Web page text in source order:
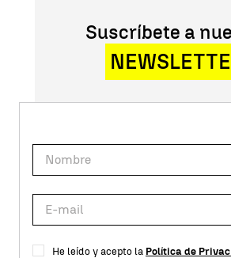
Suscríbete a
He leído y acepto la Política de